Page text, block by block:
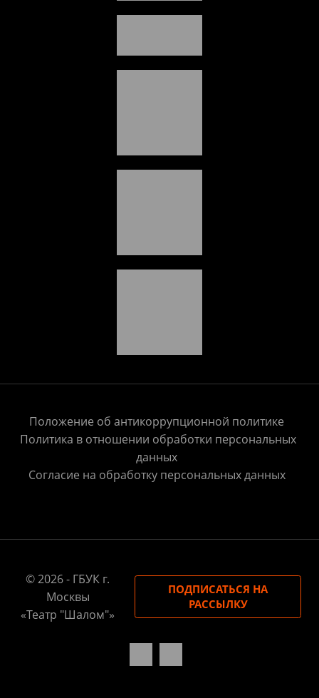
Положение об антикоррупционной политике
Политика в отношении обработки персональных
данных
Согласие на обработку персональных данных
© 2026 - ГБУК г.
Москвы
«Театр "Шалом"»
ПОДПИСАТЬСЯ НА
РАССЫЛКУ